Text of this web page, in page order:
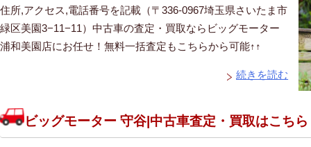
住所,アクセス,電話番号を記載（〒336-0967埼玉県さいたま市
緑区美園3−11−11）中古車の査定・買取ならビッグモーター
浦和美園店にお任せ！無料一括査定もこちらから可能↑↑
続きを読む
ビッグモーター 守谷|中古車査定・買取はこち